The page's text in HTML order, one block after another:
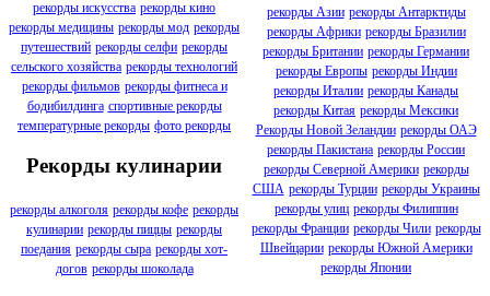
рекорды искусства рекорды кино
рекорды медицины рекорды мод рекорды
путешествий рекорды селфи рекорды
сельского хозяйства рекорды технологий
рекорды фильмов рекорды фитнеса и
бодибилдинга спортивные рекорды
температурные рекорды фото рекорды
Рекорды кулинарии
рекорды алкоголя рекорды кофе рекорды
кулинарии рекорды пиццы рекорды
поедания рекорды сыра рекорды хот-
догов рекорды шоколада
рекорды Азии рекорды Антарктиды
рекорды Африки рекорды Бразилии
рекорды Британии рекорды Германии
рекорды Европы рекорды Индии
рекорды Италии рекорды Канады
рекорды Китая рекорды Мексики
Рекорды Новой Зеландии рекорды ОАЭ
рекорды Пакистана рекорды России
рекорды Северной Америки рекорды
США рекорды Турции рекорды Украины
рекорды улиц рекорды Филиппин
рекорды Франции рекорды Чили рекорды
Швейцарии рекорды Южной Америки
рекорды Японии